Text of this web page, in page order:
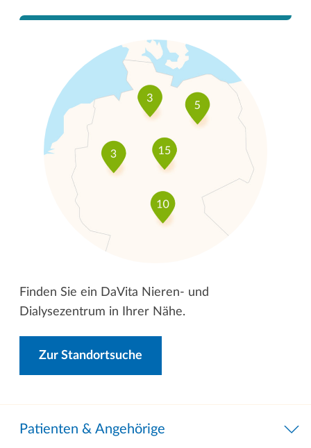
Finden Sie ein DaVita Nieren- und
Dialysezentrum in Ihrer Nähe.
Zur Standortsuche
Patienten & Angehörige